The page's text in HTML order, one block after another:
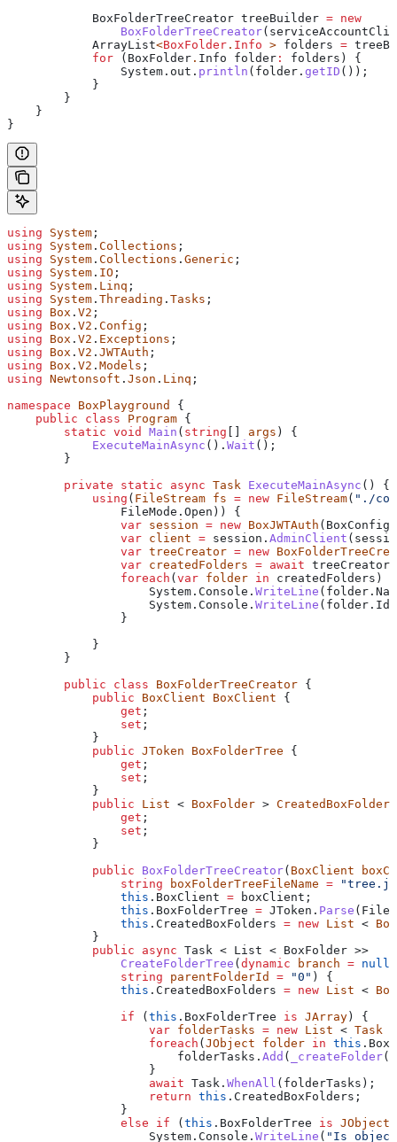
            BoxFolderTreeCreator
treeBuilder = new
                BoxFolderTreeCreator
            ArrayList
<BoxFolder . Info > folders =
            for
( BoxFolder . Info folder :
folders) {
                System
. out . println ( folder . getID ());
            }
        }
    }
}
using System ;
using System . Collections ;
using System . Collections . Generic ;
using System . IO ;
using System . Linq ;
using System . Threading . Tasks ;
using Box . V2 ;
using Box . V2 . Config ;
using Box . V2 . Exceptions ;
using Box . V2 . JWTAuth ;
using Box . V2 . Models ;
using Newtonsoft . Json . Linq ;
namespace BoxPlayground
{
    public
class Program {
        static
void Main ( string args ) {
            ExecuteMainAsync
(). Wait ();
        }
        private
static async Task ExecuteMainAsync () {
            using
( FileStream fs = new FileStream( "./
                FileMode
. Open )) {
                var
session = new BoxJWTAuth ( BoxConfig
                var
client = session . AdminClient (
                var
treeCreator = new
                var
createdFolders = await treeCreator
                foreach
( var folder in createdFolders ) {
                    System
. Console . WriteLine ( folder .
                    System
. Console . WriteLine ( folder . Id
                }
            }
        }
        public
class BoxFolderTreeCreator {
            public
BoxClient BoxClient {
                get
;
                set
;
            }
            public
JToken BoxFolderTree {
                get
;
                set
;
            }
            public
List < BoxFolder > CreatedBoxFolders
                get
;
                set
;
            }
            public
BoxFolderTreeCreator( BoxClient
                string
boxFolderTreeFileName =
                this
. BoxClient = boxClient ;
                this
. BoxFolderTree = JToken . Parse ( File
                this
. CreatedBoxFolders = new List <
            }
            public
async Task < List < BoxFolder >>
                CreateFolderTree
( dynamic branch = null
                string
parentFolderId = "0" ) {
                this
. CreatedBoxFolders = new List <
                if
( this . BoxFolderTree is JArray ) {
                    var
folderTasks = new List < Task
                    foreach
( JObject folder in this .
                        folderTasks
. Add ( _createFolder(
                    }
                    await
Task . WhenAll ( folderTasks );
                    return
this . CreatedBoxFolders ;
                }
                else
if ( this . BoxFolderTree is JObject
                    System
. Console . WriteLine ( "Is